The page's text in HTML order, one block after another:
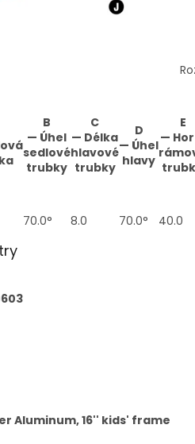
B
— Úhel
sedlové
trubky
C
— Délka
hlavové
trubky
D
— Úhel
hlavy
E
—
70.0° 8.0 70.0° 40.0
Aluminum, 16'' kids' frame